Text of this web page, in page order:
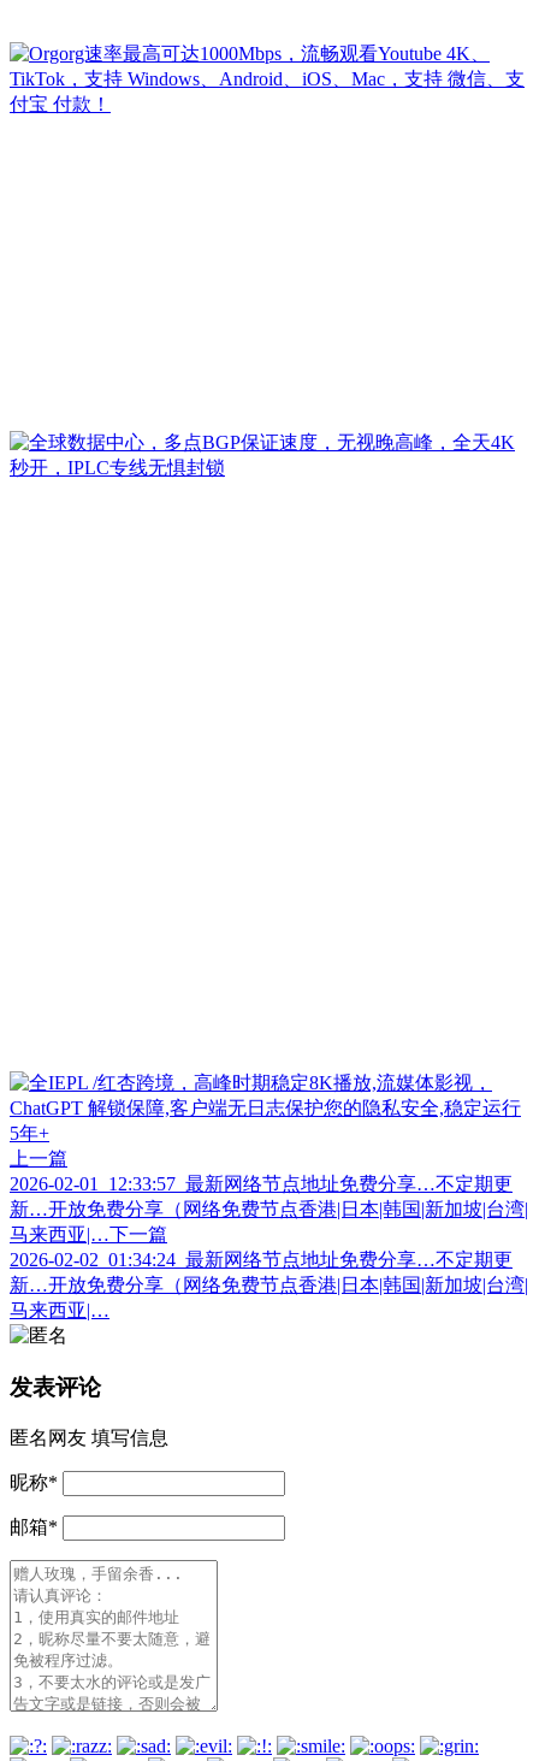
上一篇
2026-02-01_12:33:57_最新网络节点地址免费分享…不定期更
新…开放免费分享（网络免费节点香港|日本|韩国|新加坡|台湾|
马来西亚|… 下一篇
2026-02-02_01:34:24_最新网络节点地址免费分享…不定期更
新…开放免费分享（网络免费节点香港|日本|韩国|新加坡|台湾|
马来西亚|…
发表评论
匿名网友 填写信息
昵称*
邮箱*